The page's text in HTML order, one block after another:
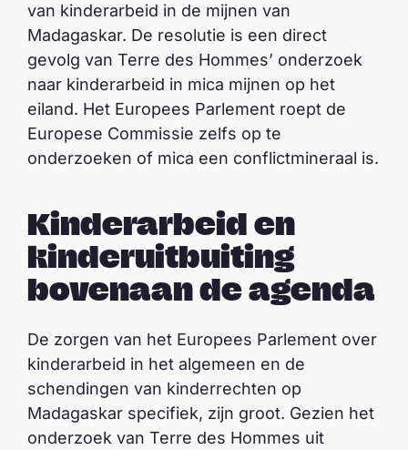
van kinderarbeid in de mijnen van
Madagaskar. De resolutie is een direct
gevolg van Terre des Hommes’ onderzoek
naar kinderarbeid in mica mijnen op het
eiland. Het Europees Parlement roept de
Europese Commissie zelfs op te
onderzoeken of mica een conflictmineraal is.
Kinderarbeid en
kinderuitbuiting
bovenaan de agenda
De zorgen van het Europees Parlement over
kinderarbeid in het algemeen en de
schendingen van kinderrechten op
Madagaskar specifiek, zijn groot. Gezien het
onderzoek van Terre des Hommes uit